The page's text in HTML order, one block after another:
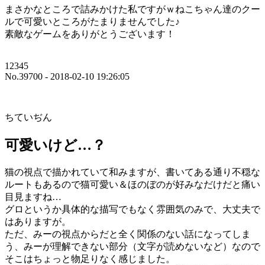
まさかなところで詰みかけた私ですがｗねこちゃん達のクー
ルで可愛いところがたまりませんでした♪
素敵なゲームをありがとうございます！
12345
No.39700 - 2018-02-10 19:26:05
ちていぢん
可愛いけど…？
猫の視点で描かれていて和みますが、書いてある通り不穏な
ルートもあるので猫可愛い＆ほのぼのが好みなだけだと痛い
目見ますね…
グロというか具体的な描写でもなく雰囲気のみで、大丈夫で
はありますが。
ただ、みーの視点からだと全く関係のない話になってしま
う、みーが理解できない部分（文字が読めないなど）なので
そこはちょっと物足りなく感じました。